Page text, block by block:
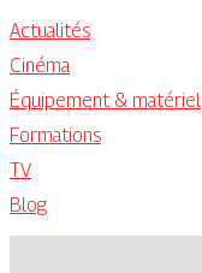
Actualités
Cinéma
Équipement & matériel
Formations
TV
Blog